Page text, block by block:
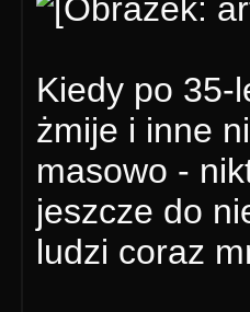
Kiedy po 35-
żmije i inne
masowo -
jeszcze do
ludzi coraz